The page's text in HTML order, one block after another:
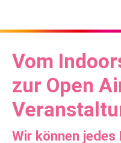
Vom
zur Open
Wir können jedes